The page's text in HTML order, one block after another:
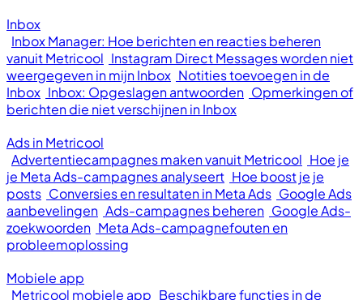
Inbox
Inbox Manager: Hoe berichten en reacties beheren
vanuit Metricool Instagram Direct Messages worden niet
weergegeven in mijn Inbox Notities toevoegen in de
Inbox Inbox: Opgeslagen antwoorden Opmerkingen of
berichten die niet verschijnen in Inbox
Ads in Metricool
Advertentiecampagnes maken vanuit Metricool Hoe je
je Meta Ads-campagnes analyseert Hoe boost je je
posts Conversies en resultaten in Meta Ads Google Ads
aanbevelingen Ads-campagnes beheren Google Ads-
zoekwoorden Meta Ads-campagnefouten en
probleemoplossing
Mobiele app
Metricool mobiele app Beschikbare functies in de